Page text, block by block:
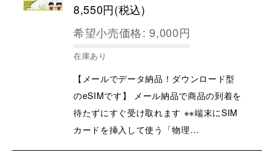
8,550円(税込)
希望小売価格: 9,000円
在庫あり
【メールでデータ納品！ダウンロード型
のeSIMです】 メール納品で商品の到着を
待たずにすぐ受け取れます ※※端末にSIM
カードを挿入して使う「物理…